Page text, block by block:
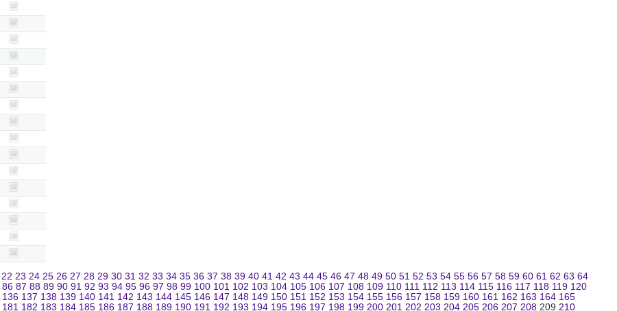
22 23 24 25 26 27 28 29 30 31 32 33 34 35 36 37 38 39 40 41 42 43 44 45 46 47 48 49 50 51 52 53 54 55 56 57 58 59 60 61 62 63 64
86 87 88 89 90 91 92 93 94 95 96 97 98 99 100 101 102 103 104 105 106 107 108 109 110 111 112 113 114 115 116 117 118 119 120
136 137 138 139 140 141 142 143 144 145 146 147 148 149 150 151 152 153 154 155 156 157 158 159 160 161 162 163 164 165
181 182 183 184 185 186 187 188 189 190 191 192 193 194 195 196 197 198 199 200 201 202 203 204 205 206 207 208 209 210